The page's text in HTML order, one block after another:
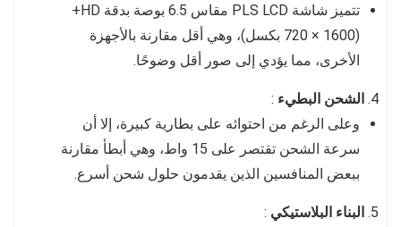
تتميز شاشة PLS LCD مقاس 6.5 بوصة بدقة HD+
(720 × 1600 بكسل)، وهي أقل مقارنة بالأجهزة
الأخرى، مما يؤدي إلى صور أقل وضوحًا.
الشحن البطيء :
وعلى الرغم من احتوائه على بطارية كبيرة، إلا أن
سرعة الشحن تقتصر على 15 واط، وهي أبطأ مقارنة
ببعض المنافسين الذين يقدمون حلول شحن أسرع.
البناء البلاستيكي :